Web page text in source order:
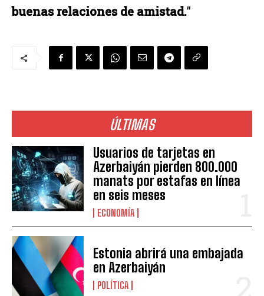
ÚLTIMAS
Usuarios de tarjetas en
Azerbaiyán pierden 800.000
manats por estafas en línea
en seis meses
ECONOMÍA
Estonia abrirá una embajada
en Azerbaiyán
POLÍTICA
buenas relaciones de amistad.”